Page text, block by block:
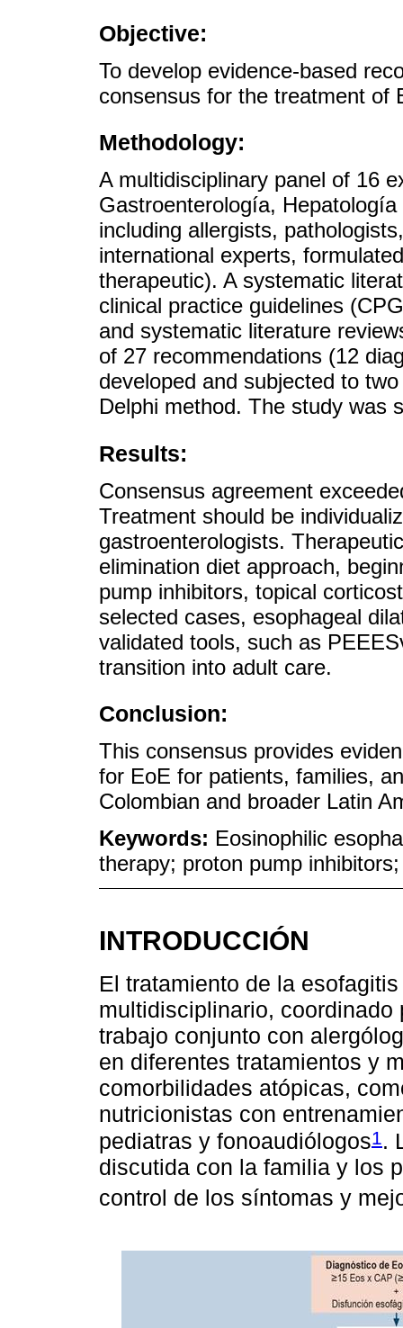
Objective:
To develop evidence-based
consensus for the treatment of
Methodology:
A multidisciplinary panel of 16
Gastroenterología,
including allergists,
international experts,
therapeutic). A systematic
clinical practice guidelines
and systematic literature
of 27 recommendations (12
developed and subjected to
Delphi method. The study was
Results:
Consensus agreement
Treatment should be
gastroenterologists.
elimination diet approach,
pump inhibitors, topical
selected cases, esophageal
validated tools, such as
transition into adult care.
Conclusion:
This consensus provides
for EoE for patients, families,
Colombian and broader Latin
Keywords: Eosinophilic
therapy; proton pump
INTRODUCCIÓN
El tratamiento de la
multidisciplinario,
trabajo conjunto con
en diferentes tratamientos y
comorbilidades atópicas,
nutricionistas con
pediatras y fonoaudiólogos1.
discutida con la familia y los
control de los síntomas y